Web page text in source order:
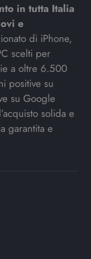
in tutta Italia
e
di iPhone,
scelti per
a oltre 6.500
positive su
su Google
solida e
garantita e